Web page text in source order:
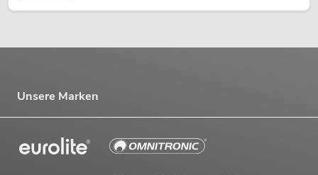
Unsere Marken